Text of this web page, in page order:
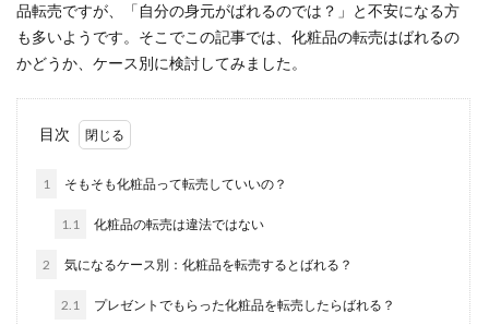
品転売ですが、「自分の身元がばれるのでは？」と不安になる方
も多いようです。そこでこの記事では、化粧品の転売はばれるの
かどうか、ケース別に検討してみました。
目次
1 そもそも化粧品って転売していいの？
1.1 化粧品の転売は違法ではない
2 気になるケース別：化粧品を転売するとばれる？
2.1 プレゼントでもらった化粧品を転売したらばれる？